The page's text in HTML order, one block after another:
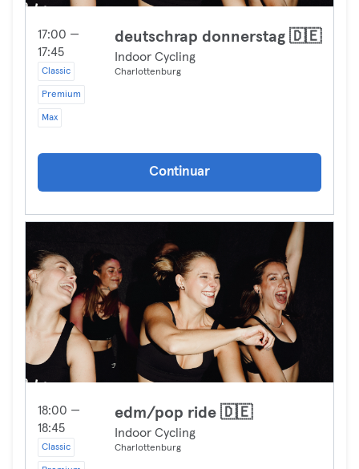
17:00 —
17:45
Classic
Premium
Max
deutschrap donnerstag 🇩🇪
Indoor Cycling
Charlottenburg
Continuar
18:00 —
18:45
Classic
edm/pop ride 🇩🇪
Indoor Cycling
Charlottenburg